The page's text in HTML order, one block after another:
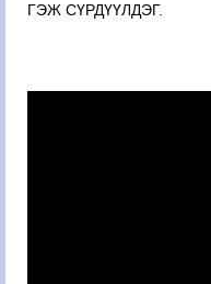
ГЭЖ СҮРДҮҮЛДЭГ.